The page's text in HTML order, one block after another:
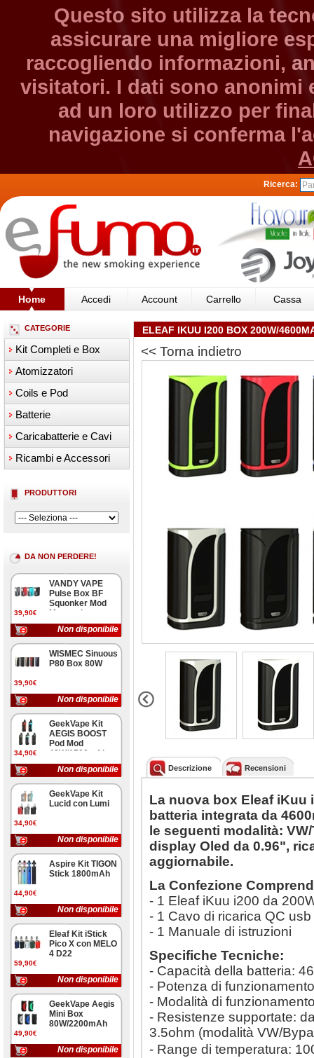
Questo sito utilizza la
assicurare una migliore
raccogliendo informazioni,
visitatori. I dati sono anonimi
ad un loro utilizzo per
navigazione si conferma
Ricerca:
Home Accedi Account Carrello Cassa
CATEGORIE
Kit Completi e Box
Atomizzatori
Coils e Pod
Batterie
Caricabatterie e Cavi
Ricambi e Accessori
PRODUTTORI
DA NON PERDERE!
39,90€
VANDY VAPE
Pulse Box BF
Squonker Mod
Meccanica
Non disponibile
39,90€
WISMEC Sinuous
P80 Box 80W
Non disponibile
34,90€
GeekVape Kit
AEGIS BOOST
Pod Mod
40W/1500mAh
Non disponibile
34,90€
GeekVape Kit
Lucid con Lumi
Non disponibile
44,90€
Aspire Kit TIGON
Stick 1800mAh
Non disponibile
59,90€
Eleaf Kit iStick
Pico X con MELO
4 D22
Non disponibile
49,90€
GeekVape Aegis
Mini Box
80W/2200mAh
Non disponibile
ELEAF IKUU I200 BOX 200W/
<< Torna indietro
Descrizione Recensioni
La nuova box Eleaf iKuu
batteria integrata da
le seguenti modalità:
display Oled da 0.96",
aggiornabile.
La Confezione
- 1 Eleaf iKuu i200 da
- 1 Cavo di ricarica QC usb
- 1 Manuale di istruzioni
Specifiche Tecniche:
- Capacità della batteria:
- Potenza di
- Modalità di
- Resistenze supportate:
3.5ohm (modalità VW/
- Range di temperatura: